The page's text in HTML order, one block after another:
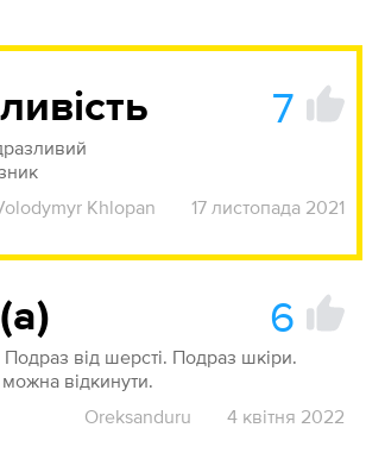
7
Khlopan 17 листопада 2021
6
від шерсті. Подраз шкіри.
відкинути.
Oreksanduru 4 квітня 2022